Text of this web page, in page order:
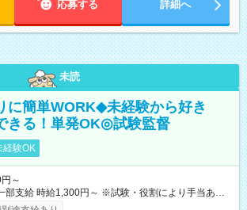
応募する 詳細へ
未読
に簡単WORK◆未経験から好き
きる！単発OK◎試験監督
経験OK
～
験・役割により手当あり
により昇給あり 【即給（前払い）オプションあ